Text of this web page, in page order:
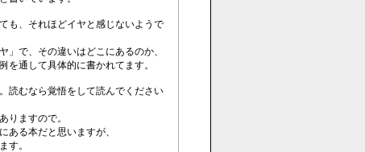
も、それほどイヤと感じないようで
」で、その違いはどこにあるのか、
を通して具体的に書かれてます。
読むなら覚悟をして読んでください
りますので。
ある本だと思いますが、
す。